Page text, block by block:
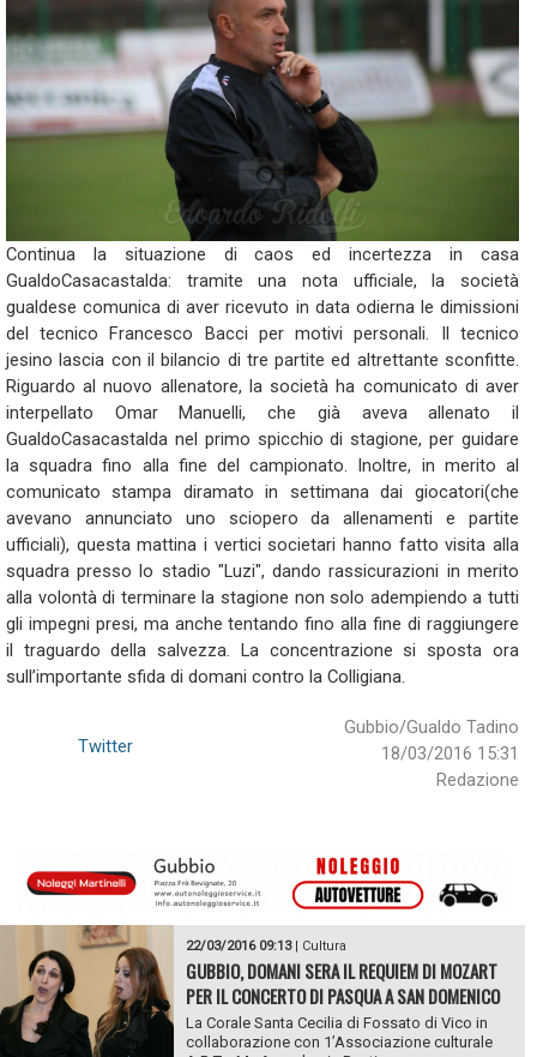
Continua la situazione di caos ed incertezza in casa
GualdoCasacastalda: tramite una nota ufficiale, la società
gualdese comunica di aver ricevuto in data odierna le dimissioni
del tecnico Francesco Bacci per motivi personali. Il tecnico
jesino lascia con il bilancio di tre partite ed altrettante sconfitte.
Riguardo al nuovo allenatore, la società ha comunicato di aver
interpellato Omar Manuelli, che già aveva allenato il
GualdoCasacastalda nel primo spicchio di stagione, per guidare
la squadra fino alla fine del campionato. Inoltre, in merito al
comunicato stampa diramato in settimana dai giocatori(che
avevano annunciato uno sciopero da allenamenti e partite
ufficiali), questa mattina i vertici societari hanno fatto visita alla
squadra presso lo stadio "Luzi", dando rassicurazioni in merito
alla volontà di terminare la stagione non solo adempiendo a tutti
gli impegni presi, ma anche tentando fino alla fine di raggiungere
il traguardo della salvezza. La concentrazione si sposta ora
sull’importante sfida di domani contro la Colligiana.
Gubbio/Gualdo Tadino
18/03/2016 15:31
Redazione
Twitter
22/03/2016 09:13| Cultura
GUBBIO, DOMANI SERA IL REQUIEM DI MOZART
PER IL CONCERTO DI PASQUA A SAN DOMENICO
La Corale Santa Cecilia di Fossato di Vico in
collaborazione con 1’Associazione culturale